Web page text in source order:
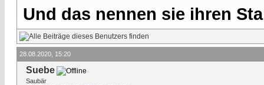
Und das nennen sie ihren
28.08.2020, 15:20
Suebe
Saubär